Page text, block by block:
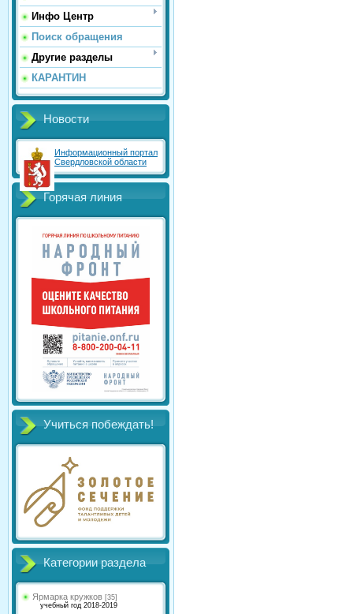
Инфо Центр
Поиск обращения
Другие разделы
КАРАНТИН
Новости
Информационный портал
Свердловской области
Горячая линия
Учиться побеждать!
Категории раздела
Ярмарка кружков [35]
учебный год 2018-2019